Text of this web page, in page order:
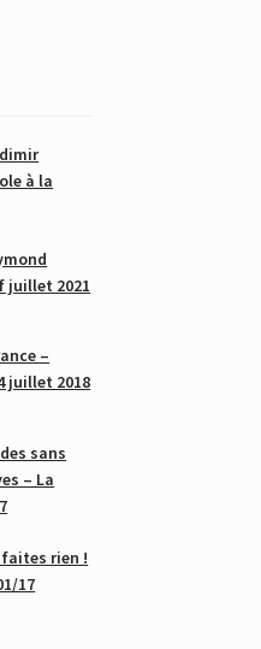
à la
juillet 2021
–
juillet 2018
sans
– La
rien !
17